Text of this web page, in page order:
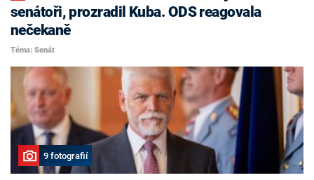
senátoři, prozradil Kuba. ODS reagovala
nečekaně
Téma: Senát
9 fotografií